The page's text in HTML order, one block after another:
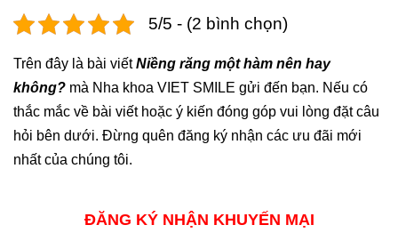
5/5 - (2 bình chọn)
Trên đây là bài viếtNiềng răng một hàm nên hay
không? mà Nha khoa VIET SMILE gửi đến bạn. Nếu có
thắc mắc về bài viết hoặc ý kiến đóng góp vui lòng đặt câu
hỏi bên dưới. Đừng quên đăng ký nhận các ưu đãi mới
nhất của chúng tôi.
ĐĂNG KÝ NHẬN KHUYẾN MẠI